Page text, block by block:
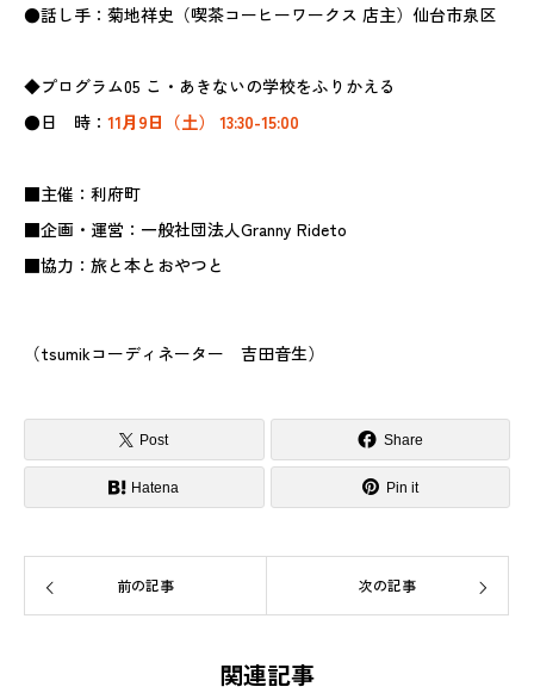
●話し手：菊地祥史（喫茶コーヒーワークス 店主）仙台市泉区
◆プログラム05 こ・あきないの学校をふりかえる
●日 時： 11月9日（土） 13:30-15:00
■主催：利府町
■企画・運営：一般社団法人Granny Rideto
■協力：旅と本とおやつと
（tsumikコーディネーター 吉田音生）
Post Share
Hatena Pin it
前の記事 次の記事
関連記事